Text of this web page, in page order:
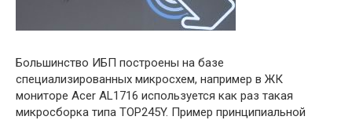
Большинство ИБП построены на базе
специализированных микросхем, например в ЖК
мониторе Acer AL1716 используется как раз такая
микросборка типа TOP245Y. Пример принципиальной